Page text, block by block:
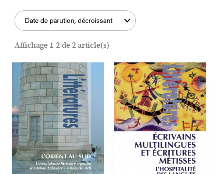
Date de parution, décroissant
Affichage 1-2 de 2 article(s)